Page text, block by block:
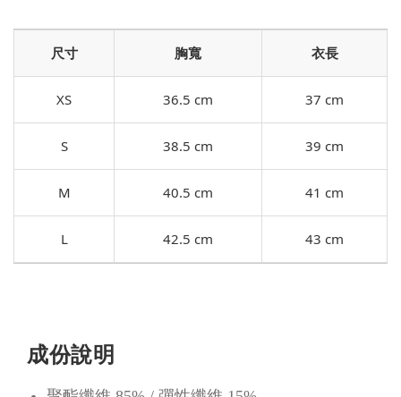
尺寸 胸寬 衣長
XS 36.5 cm 37 cm
S 38.5 cm 39 cm
M 40.5 cm 41 cm
L 42.5 cm 43 cm
成份說明